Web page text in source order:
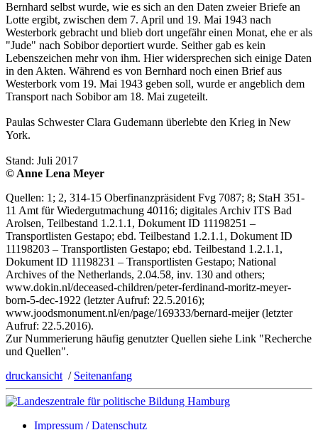
Bernhard selbst wurde, wie es sich an den Daten zweier Briefe an
Lotte ergibt, zwischen dem 7. April und 19. Mai 1943 nach
Westerbork gebracht und blieb dort ungefähr einen Monat, ehe er als
"Jude" nach Sobibor deportiert wurde. Seither gab es kein
Lebenszeichen mehr von ihm. Hier widersprechen sich einige Daten
in den Akten. Während es von Bernhard noch einen Brief aus
Westerbork vom 19. Mai 1943 geben soll, wurde er angeblich dem
Transport nach Sobibor am 18. Mai zugeteilt.
Paulas Schwester Clara Gudemann überlebte den Krieg in New
York.
Stand: Juli 2017
© Anne Lena Meyer
Quellen: 1; 2, 314-15 Oberfinanzpräsident Fvg 7087; 8; StaH 351-
11 Amt für Wiedergutmachung 40116; digitales Archiv ITS Bad
Arolsen, Teilbestand 1.2.1.1, Dokument ID 11198251 –
Transportlisten Gestapo; ebd. Teilbestand 1.2.1.1, Dokument ID
11198203 – Transportlisten Gestapo; ebd. Teilbestand 1.2.1.1,
Dokument ID 11198231 – Transportlisten Gestapo; National
Archives of the Netherlands, 2.04.58, inv. 130 and others;
www.dokin.nl/deceased-children/peter-ferdinand-moritz-meyer-
born-5-dec-1922 (letzter Aufruf: 22.5.2016);
www.joodsmonument.nl/en/page/169333/bernard-meijer (letzter
Aufruf: 22.5.2016).
Zur Nummerierung häufig genutzter Quellen siehe Link "Recherche
und Quellen".
druckansicht / Seitenanfang
Impressum / Datenschutz